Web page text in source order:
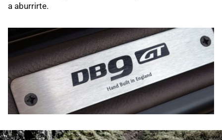
a aburrirte.